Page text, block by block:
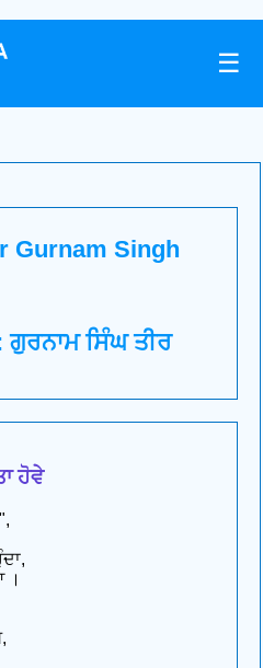
☰
Gurnam Singh
ਸਿੰਘ ਤੀਰ
ਹੋਵੇ
।